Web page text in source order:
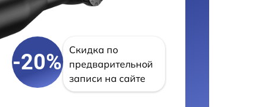
-20%
Скидка по
предварительной
записи на сайте